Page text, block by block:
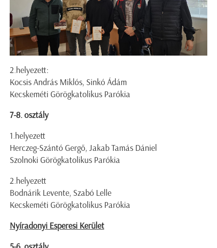
2.helyezett:
Kocsis András Miklós, Sinkó Ádám
Kecskeméti Görögkatolikus Parókia
7-8. osztály
1.helyezett
Herczeg-Szántó Gergő, Jakab Tamás Dániel
Szolnoki Görögkatolikus Parókia
2.helyezett
Bodnárik Levente, Szabó Lelle
Kecskeméti Görögkatolikus Parókia
Nyíradonyi Esperesi Kerület